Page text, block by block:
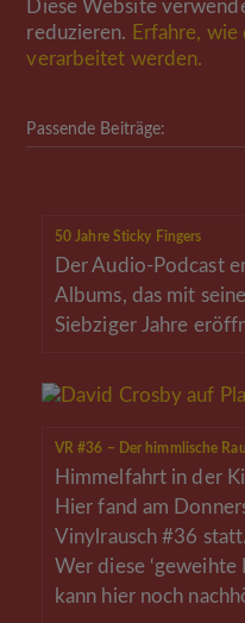
Diese Website
reduzieren. Erfahre,
verarbeitet werden.
Passende Beiträge:
50 Jahre Sticky Fingers
Der Audio-Podcast
Albums, das mit
Siebziger Jahre
VR #36 – Der himmlische
Himmelfahrt in der
Hier fand am
Vinylrausch #36 statt.
Wer diese ‘geweihte
kann hier noch